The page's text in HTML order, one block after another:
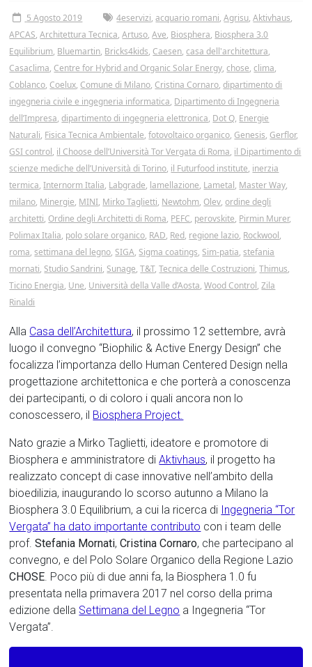
5 Agosto 2019 4eservizi,acquario romani,Agrisu,Aktivhaus,
APCAS,Architettura Tecnica,Artuso,Ave, Biosphera, Biosphera 3.0
Equilibrium, Bluemartin, Bricks4kids, Caesen,casa dell'architettura,
Casaclima, Centre for Hybrid and Organic Solar Energy,chose,clima,
Coblanco, Coelux, Comune di Milano, Cristina Cornaro,dipartimento di
ingegneria civile e ingegneria informatica, Dipartimento di Ingegneria
dell’Impresa,dipartimento di ingegneria elettronica, Dot Q, Energie
Naturali, Fisica Tecnica Ambientale,fotovoltaico organico, Genesis, Gerflor,
GSI control, il Choose dell’Università Tor Vergata di Roma, il Dipartimento di
scienze mediche dell’Università di Torino, il Futurfood institute, inerzia
termica,Internorm Italia, Labgrade, lamellazione, Lametal, Master Way,
milano, Minergie, MINI, Mirko Taglietti, Newtohm, Olev,ordine degli
architetti, Ordine degli Architetti di Roma, PEFC, perovskite, Pirmin Murer,
Polimax Italia, polo solare organico, RAD, Red, regione lazio, Rockwool,
roma,settimana del legno, SIGA, Sigma coatings, Sim-patia,stefania
mornati, Studio Sandrini, Sunage,T&T,Tecnica delle Costruzioni,Thimus,
Ticino Energia, Une, Università della Valle d’Aosta,Wood Control,Zila
Rinaldi
Alla Casa dell’Architettura, il prossimo 12 settembre, avrà
luogo il convegno “Biophilic & Active Energy Design” che
focalizza l’importanza dello Human Centered Design nella
progettazione architettonica e che porterà a conoscenza
dei partecipanti, o di coloro i quali ancora non lo
conoscessero, il Biosphera Project.
Nato grazie a Mirko Taglietti, ideatore e promotore di
Biosphera e amministratore diAktivhaus, il progetto ha
realizzato concept di case innovative nell’ambito della
bioedilizia, inaugurando lo scorso autunno a Milano la
Biosphera 3.0 Equilibrium, a cui la ricerca di Ingegneria “Tor
Vergata” ha dato importante contributo con i team delle
prof.Stefania Mornati,Cristina Cornaro, che partecipano al
convegno, e del Polo Solare Organico della Regione Lazio
CHOSE. Poco più di due anni fa, la Biosphera 1.0 fu
presentata nella primavera 2017 nel corso della prima
edizione della Settimana del Legno a Ingegneria “Tor
Vergata”.